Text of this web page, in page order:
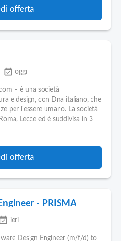
offerta
event_available oggi
– è una società
e design, con Dna italiano, che
per l'essere umano. La società
Lecce ed è suddivisa in 3
offerta
- PRISMA
event_available ieri
Design Engineer (m/f/d) to